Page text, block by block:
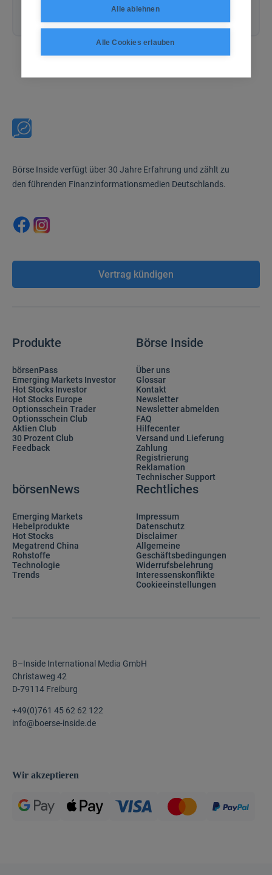
+49 (0)761 45 62 62 122
Börse Inside verfügt über 30 Jahre Erfahrung und zählt zu
den führenden Finanzinformationsmedien Deutschlands.
Vertrag kündigen
Produkte
börsenPass
Emerging Markets Investor
Hot Stocks Investor
Hot Stocks Europe
Optionsschein Trader
Optionsschein Club
Aktien Club
30 Prozent Club
Feedback
Börse Inside
Über uns
Glossar
Kontakt
Newsletter
Newsletter abmelden
FAQ
Hilfecenter
Versand und Lieferung
Zahlung
Registrierung
Reklamation
Technischer Support
börsenNews
Emerging Markets
Hebelprodukte
Hot Stocks
Megatrend China
Rohstoffe
Technologie
Trends
Rechtliches
Impressum
Datenschutz
Disclaimer
Allgemeine
Geschäftsbedingungen
Widerrufsbelehrung
Interessenskonflikte
Cookieeinstellungen
B–Inside International Media GmbH
Christaweg 42
D-79114 Freiburg
+49(0)761 45 62 62 122
info@boerse-inside.de
Wir akzeptieren
Alle ablehnen
Alle Cookies erlauben